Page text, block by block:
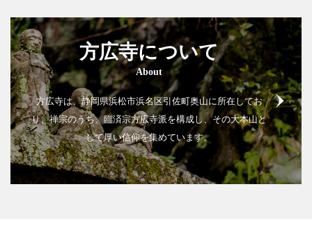
方広寺について
About
方広寺は、静岡県浜松市浜名区引佐町奥山に所在してお
り、禅宗のうち、臨済宗方広寺派を構成し、その大本山と
して厚い信仰を集めています。